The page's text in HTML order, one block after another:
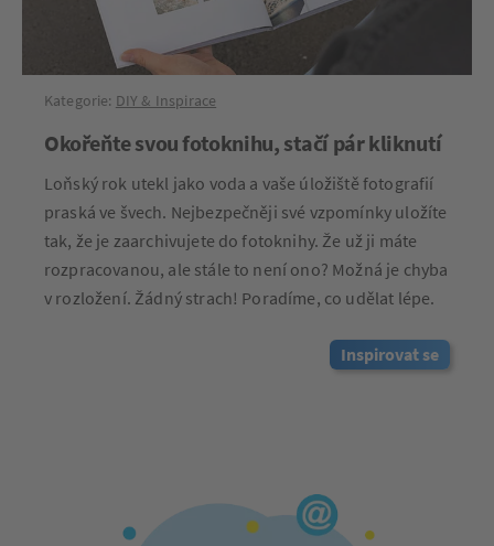
Kategorie: DIY & Inspirace
Okořeňte svou fotoknihu, stačí pár kliknutí
Loňský rok utekl jako voda a vaše úložiště fotografií
praská ve švech. Nejbezpečněji své vzpomínky uložíte
tak, že je zaarchivujete do fotoknihy. Že už ji máte
rozpracovanou, ale stále to není ono? Možná je chyba
v rozložení. Žádný strach! Poradíme, co udělat lépe.
Inspirovat se